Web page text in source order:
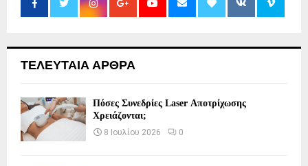
ΤΕΛΕΥΤΑΙΑ ΑΡΘΡΑ
Πόσες Συνεδρίες Laser Αποτρίχωσης
Χρειάζονται;
8 Ιουλίου 2026 0